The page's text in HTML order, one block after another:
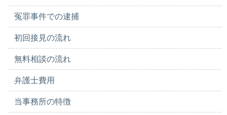
冤罪事件での逮捕
初回接見の流れ
無料相談の流れ
弁護士費用
当事務所の特徴